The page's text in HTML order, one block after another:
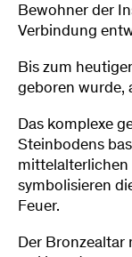
Bewohner der
Verbindung
Bis zum
geboren wurde,
Das komplexe
Steinbodens
mittelalterlichen
symbolisieren
Feuer.
Der